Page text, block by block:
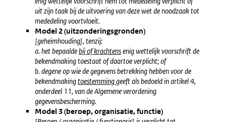
uit zijn taak bij de uitvoering van deze wet de noodzaak tot
mededeling voortvloeit.
Model 2 (uitzonderingsgronden)
[geheimhouding], tenzij:
a. het bepaaldebij of krachtensenig wettelijk voorschrift de
bekendmaking toestaat of daartoe verplicht; of
b. degene op wie de gegevens betrekking hebben voor de
bekendmakingtoestemminggeeft als bedoeld in artikel 4,
onderdeel 11, van de Algemene verordening
gegevensbescherming.
Model 3 (beroep, organisatie, functie)